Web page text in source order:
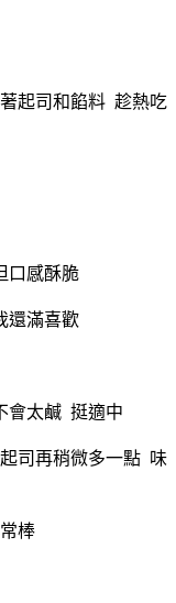
起司和餡料 趁熱吃
口感酥脆
還滿喜歡
會太鹹 挺適中
司再稍微多一點 味
棒